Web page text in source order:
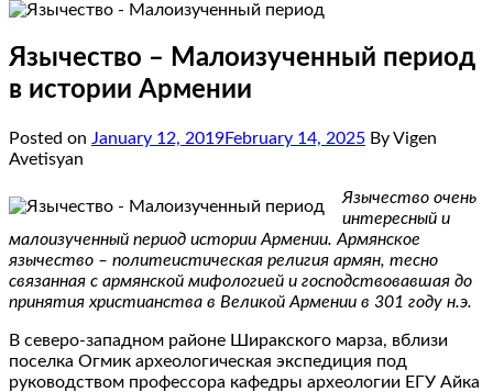
Язычество – Малоизученный период
в истории Армении
Posted on January 12, 2019February 14, 2025 By Vigen
Avetisyan
Язычество очень
интересный и
малоизученный период истории Армении. Армянское
язычество – политеистическая религия армян, тесно
связанная с армянской мифологией и господствовавшая до
принятия христианства в Великой Армении в 301 году н.э.
В северо-западном районе Ширакского марза, вблизи
поселка Огмик археологическая экспедиция под
руководством профессора кафедры археологии ЕГУ Айка